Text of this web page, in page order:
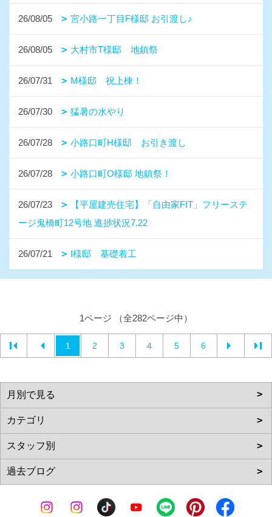
26/08/05 宮小路一丁目F様邸 お引渡し♪
26/08/05 大村市T様邸 地鎮祭
26/07/31 M様邸 祝上棟！
26/07/30 猛暑の水やり
26/07/28 小路口町H様邸 お引き渡し
26/07/28 小路口町O様邸 地鎮祭！
26/07/23
【平屋建売住宅】「自由家FIT」フリーステ
ージ鬼橋町12号地 進捗状況7.22
26/07/21 I様邸 基礎着工
1ページ （全282ページ中）
1 2 3 4 5 6